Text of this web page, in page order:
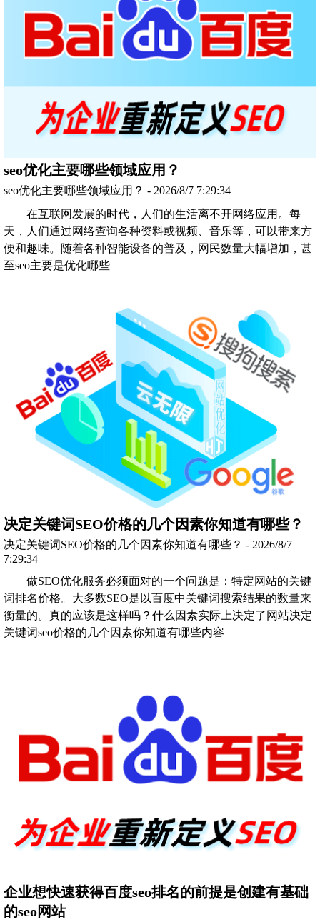
seo优化主要哪些领域应用？
seo优化主要哪些领域应用？ - 2026/8/7 7:29:34
在互联网发展的时代，人们的生活离不开网络应用。每
天，人们通过网络查询各种资料或视频、音乐等，可以带来方
便和趣味。随着各种智能设备的普及，网民数量大幅增加，甚
至seo主要是优化哪些
决定关键词SEO价格的几个因素你知道有哪些？
决定关键词SEO价格的几个因素你知道有哪些？ - 2026/8/7
7:29:34
做SEO优化服务必须面对的一个问题是：特定网站的关键
词排名价格。大多数SEO是以百度中关键词搜索结果的数量来
衡量的。真的应该是这样吗？什么因素实际上决定了网站决定
关键词seo价格的几个因素你知道有哪些内容
企业想快速获得百度seo排名的前提是创建有基础
的seo网站